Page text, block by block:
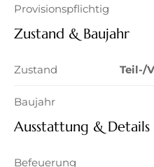
Provisionspflichtig
Zustand & Baujahr
Zustand Teil-/
Baujahr
Ausstattung & Details
Befeuerung